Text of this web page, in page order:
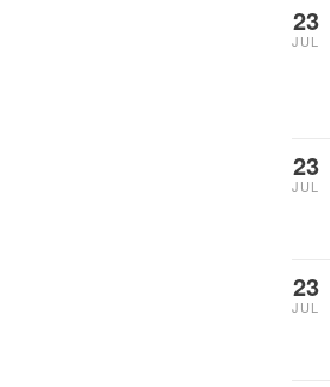
23
JUL
23
JUL
23
JUL